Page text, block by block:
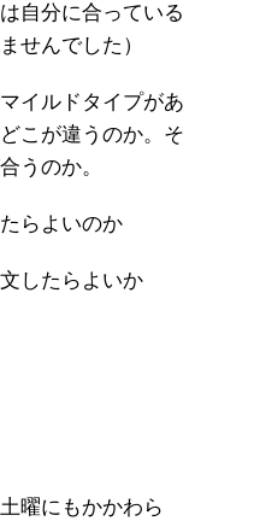
自分に合っている
せんでした）
イルドタイプがあ
こが違うのか。そ
うのか。
らよいのか
したらよいか
曜にもかかわら